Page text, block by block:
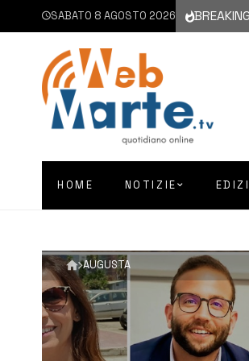
SABATO 8 AGOSTO 20268 AGOSTO
HOME NOTIZIE
AUGUSTA